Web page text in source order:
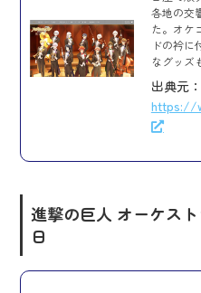
各地の交
た。オケ
ドの衿
なグッズ
出典元：
https://
進撃の巨人 オーケス
日